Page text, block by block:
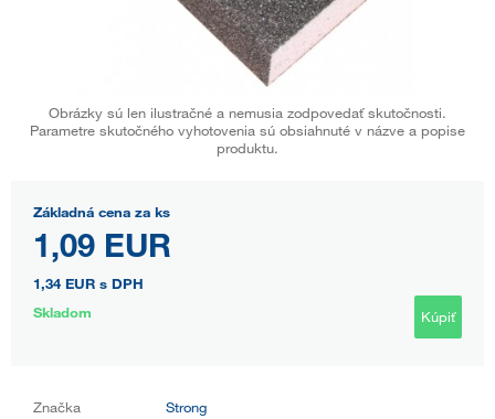
Obrázky sú len ilustračné a nemusia zodpovedať skutočnosti.
Parametre skutočného vyhotovenia sú obsiahnuté v názve a popise
produktu.
Základná cena za ks
1,09 EUR
1,34 EUR s DPH
Skladom
Kúpiť
Značka
Strong